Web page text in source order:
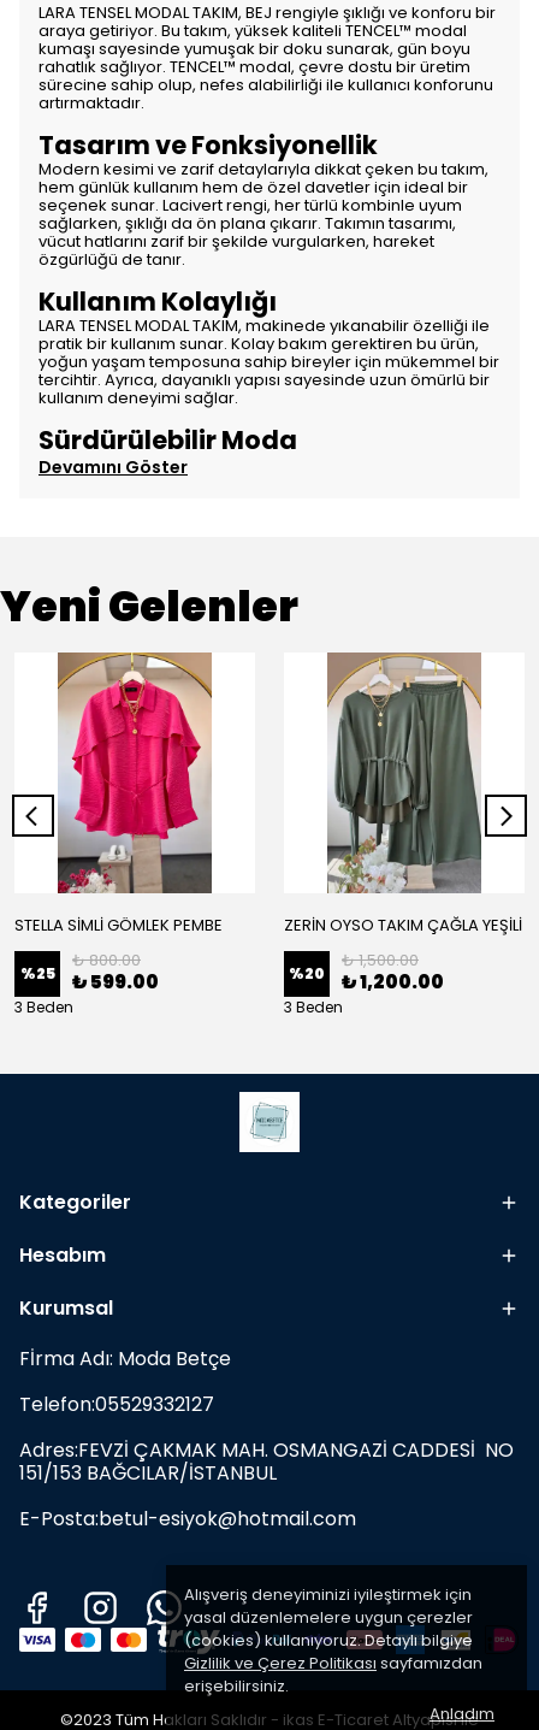
Alışveriş deneyiminizi iyileştirmek için
yasal düzenlemelere uygun çerezler
(cookies) kullanıyoruz. Detaylı bilgiye
Gizlilik ve Çerez Politikası sayfamızdan
erişebilirsiniz.
Anladım
LARA TENSEL MODAL TAKIM, BEJ rengiyle şıklığı ve konforu bir
araya getiriyor. Bu takım, yüksek kaliteli TENCEL™ modal
kumaşı sayesinde yumuşak bir doku sunarak, gün boyu
rahatlık sağlıyor. TENCEL™ modal, çevre dostu bir üretim
sürecine sahip olup, nefes alabilirliği ile kullanıcı konforunu
artırmaktadır.
Tasarım ve Fonksiyonellik
Modern kesimi ve zarif detaylarıyla dikkat çeken bu takım,
hem günlük kullanım hem de özel davetler için ideal bir
seçenek sunar. Lacivert rengi, her türlü kombinle uyum
sağlarken, şıklığı da ön plana çıkarır. Takımın tasarımı,
vücut hatlarını zarif bir şekilde vurgularken, hareket
özgürlüğü de tanır.
Kullanım Kolaylığı
LARA TENSEL MODAL TAKIM, makinede yıkanabilir özelliği ile
pratik bir kullanım sunar. Kolay bakım gerektiren bu ürün,
yoğun yaşam temposuna sahip bireyler için mükemmel bir
tercihtir. Ayrıca, dayanıklı yapısı sayesinde uzun ömürlü bir
kullanım deneyimi sağlar.
Sürdürülebilir Moda
Devamını Göster
Yeni Gelenler
STELLA SİMLİ GÖMLEK PEMBE
%25
₺ 800.00
₺ 599.00
3 Beden
ZERİN OYSO TAKIM ÇAĞLA YEŞİLİ
%20
₺ 1,500.00
₺ 1,200.00
3 Beden
Kategoriler
Hesabım
Kurumsal
Fİrma Adı: Moda Betçe
Telefon:05529332127
Adres:FEVZİ ÇAKMAK MAH. OSMANGAZİ CADDESİ NO
151/153 BAĞCILAR/İSTANBUL
E-Posta:betul-esiyok@hotmail.com
©2023 Tüm Hakları Saklıdır - ikas E-TicaretAltyapısı ile